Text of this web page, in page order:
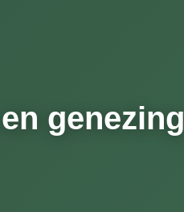
genezing